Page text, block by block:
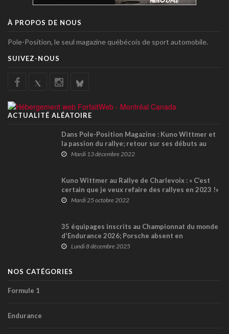
À PROPOS DE NOUS
Pole-Position, le seul magazine québécois de sport automobile.
SUIVEZ-NOUS
ACTUALITÉ ALÉATOIRE
Dans Pole-Position Magazine : Kuno Wittmer et
la passion du rallye; retour sur ses débuts au
dernier Rallye de Charlevoix
Mardi 13 décembre 2022
Kuno Wittmer au Rallye de Charlevoix : « C’est
certain que je veux refaire des rallyes en 2023 !»
(Partie 2 + vidéo)
Mardi 25 octobre 2022
35 équipages inscrits au Championnat du monde
d'Endurance 2026; Porsche absent en
prototypes, Genesis débute
Lundi 8 décembre 2025
NOS CATÉGORIES
Formule 1
Endurance